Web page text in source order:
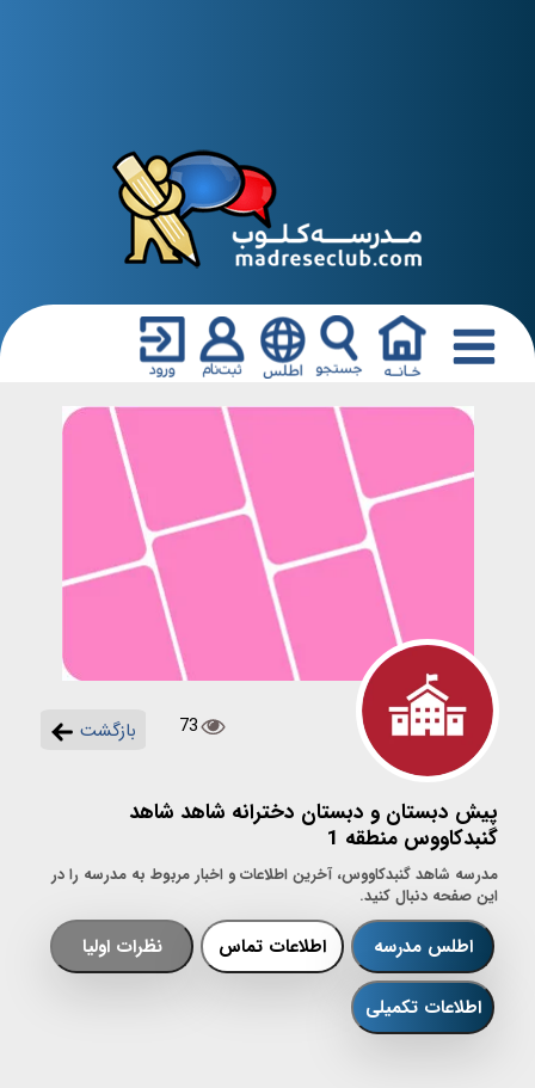
بازگشت 73
پیش دبستان و دبستان دخترانه شاهد شاهد
گنبدکاووس منطقه 1
مدرسه شاهد گنبدکاووس، آخرین اطلاعات و اخبار مربوط به مدرسه را در
این صفحه دنبال کنید.
اطلس مدرسه اطلاعات تماس نظرات اولیا
اطلاعات تکمیلی